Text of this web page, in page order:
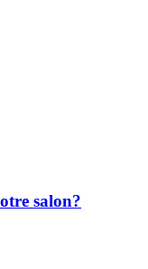
salon?